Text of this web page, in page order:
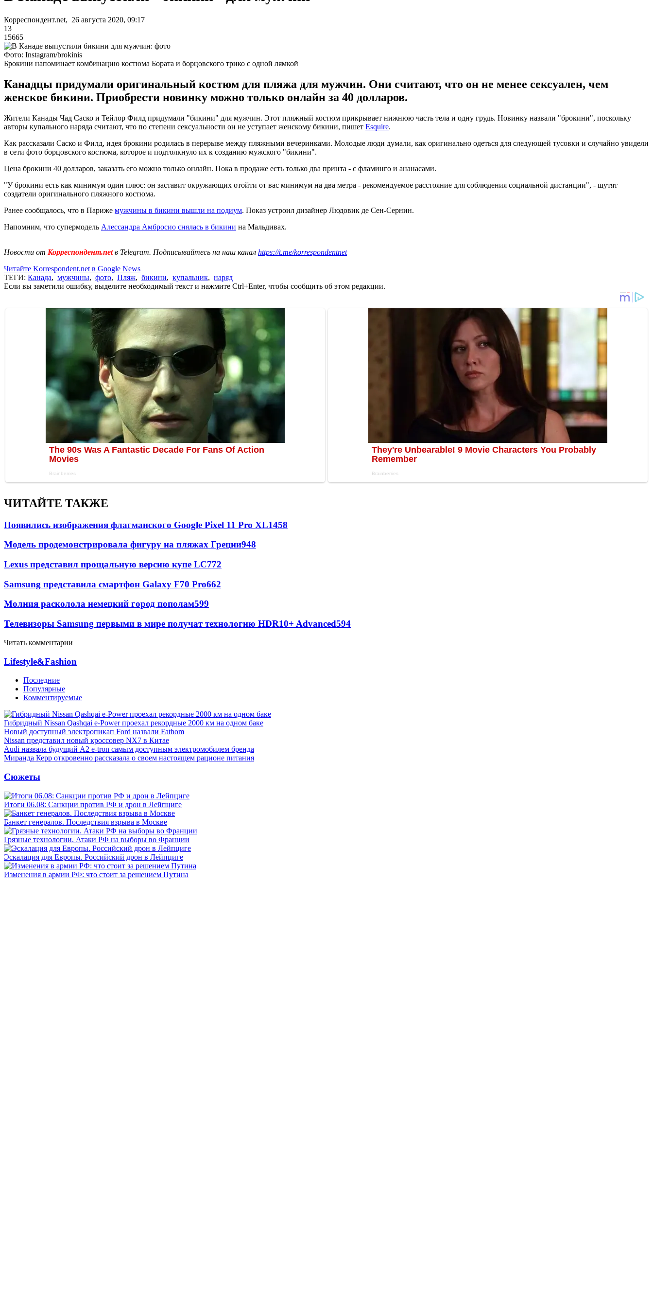
Корреспондент.net, 26 августа 2020, 09:17
13
15665
Фото: Instagram/brokinis
Брокини напоминает комбинацию костюма Бората и борцовского трико с одной лямкой
Канадцы придумали оригинальный костюм для пляжа для мужчин. Они считают, что он не менее сексуален, чем
женское бикини. Приобрести новинку можно только онлайн за 40 долларов.
Жители Канады Чад Саско и Тейлор Филд придумали "бикини" для мужчин. Этот пляжный костюм прикрывает нижнюю часть тела и одну грудь. Новинку назвали "брокини", поскольку
авторы купального наряда считают, что по степени сексуальности он не уступает женскому бикини, пишет Esquire.
Как рассказали Саско и Филд, идея брокини родилась в перерыве между пляжными вечеринками. Молодые люди думали, как оригинально одеться для следующей тусовки и случайно увидели
в сети фото борцовского костюма, которое и подтолкнуло их к созданию мужского "бикини".
Цена брокини 40 долларов, заказать его можно только онлайн. Пока в продаже есть только два принта - с фламинго и ананасами.
"У брокини есть как минимум один плюс: он заставит окружающих отойти от вас минимум на два метра - рекомендуемое расстояние для соблюдения социальной дистанции", - шутят
создатели оригинального пляжного костюма.
Ранее сообщалось, что в Париже мужчины в бикини вышли на подиум. Показ устроил дизайнер Людовик де Сен-Сернин.
Напомним, что супермодель Алессандра Амбросио снялась в бикини на Мальдивах.
Новости от Корреспондент.netв Telegram. Подписывайтесь на наш канал https://t.me/korrespondentnet
Читайте Korrespondent.net в Google News
ТЕГИ: Канада, мужчины, фото, Пляж, бикини, купальник, наряд
Если вы заметили ошибку, выделите необходимый текст и нажмите Ctrl+Enter, чтобы сообщить об этом редакции.
ЧИТАЙТЕ ТАКЖЕ
Появились изображения флагманского Google Pixel 11 Pro XL1458
Модель продемонстрировала фигуру на пляжах Греции948
Lexus представил прощальную версию купе LC772
Samsung представила смартфон Galaxy F70 Pro662
Молния расколола немецкий город пополам599
Телевизоры Samsung первыми в мире получат технологию HDR10+ Advanced594
Читать комментарии
Lifestyle&Fashion
Последние
Популярные
Комментируемые
Гибридный Nissan Qashqai e-Power проехал рекордные 2000 км на одном баке
Новый доступный электропикап Ford назвали Fathom
Nissan представил новый кроссовер NX7 в Китае
Audi назвала будущий A2 e-tron самым доступным электромобилем бренда
Миранда Керр откровенно рассказала о своем настоящем рационе питания
Сюжеты
Итоги 06.08: Санкции против РФ и дрон в Лейпциге
Банкет генералов. Последствия взрыва в Москве
Грязные технологии. Атаки РФ на выборы во Франции
Эскалация для Европы. Российский дрон в Лейпциге
Изменения в армии РФ: что стоит за решением Путина